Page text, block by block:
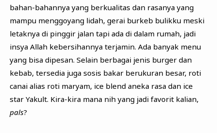
bahan-bahannya yang berkualitas dan rasanya yang
mampu menggoyang lidah, gerai burkeb bulikku meski
letaknya di pinggir jalan tapi ada di dalam rumah, jadi
insya Allah kebersihannya terjamin. Ada banyak menu
yang bisa dipesan. Selain berbagai jenis burger dan
kebab, tersedia juga sosis bakar berukuran besar, roti
canai alias roti maryam, ice blend aneka rasa dan ice
star Yakult. Kira-kira mana nih yang jadi favorit kalian,
pals?